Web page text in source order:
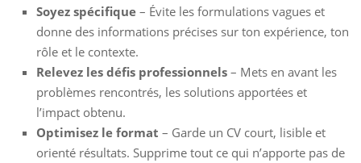
Soyez spécifique – Évite les formulations vagues et
donne des informations précises sur ton expérience, ton
rôle et le contexte.
Relevez les défis professionnels – Mets en avant les
problèmes rencontrés, les solutions apportées et
l’impact obtenu.
Optimisez le format – Garde un CV court, lisible et
orienté résultats. Supprime tout ce qui n’apporte pas de